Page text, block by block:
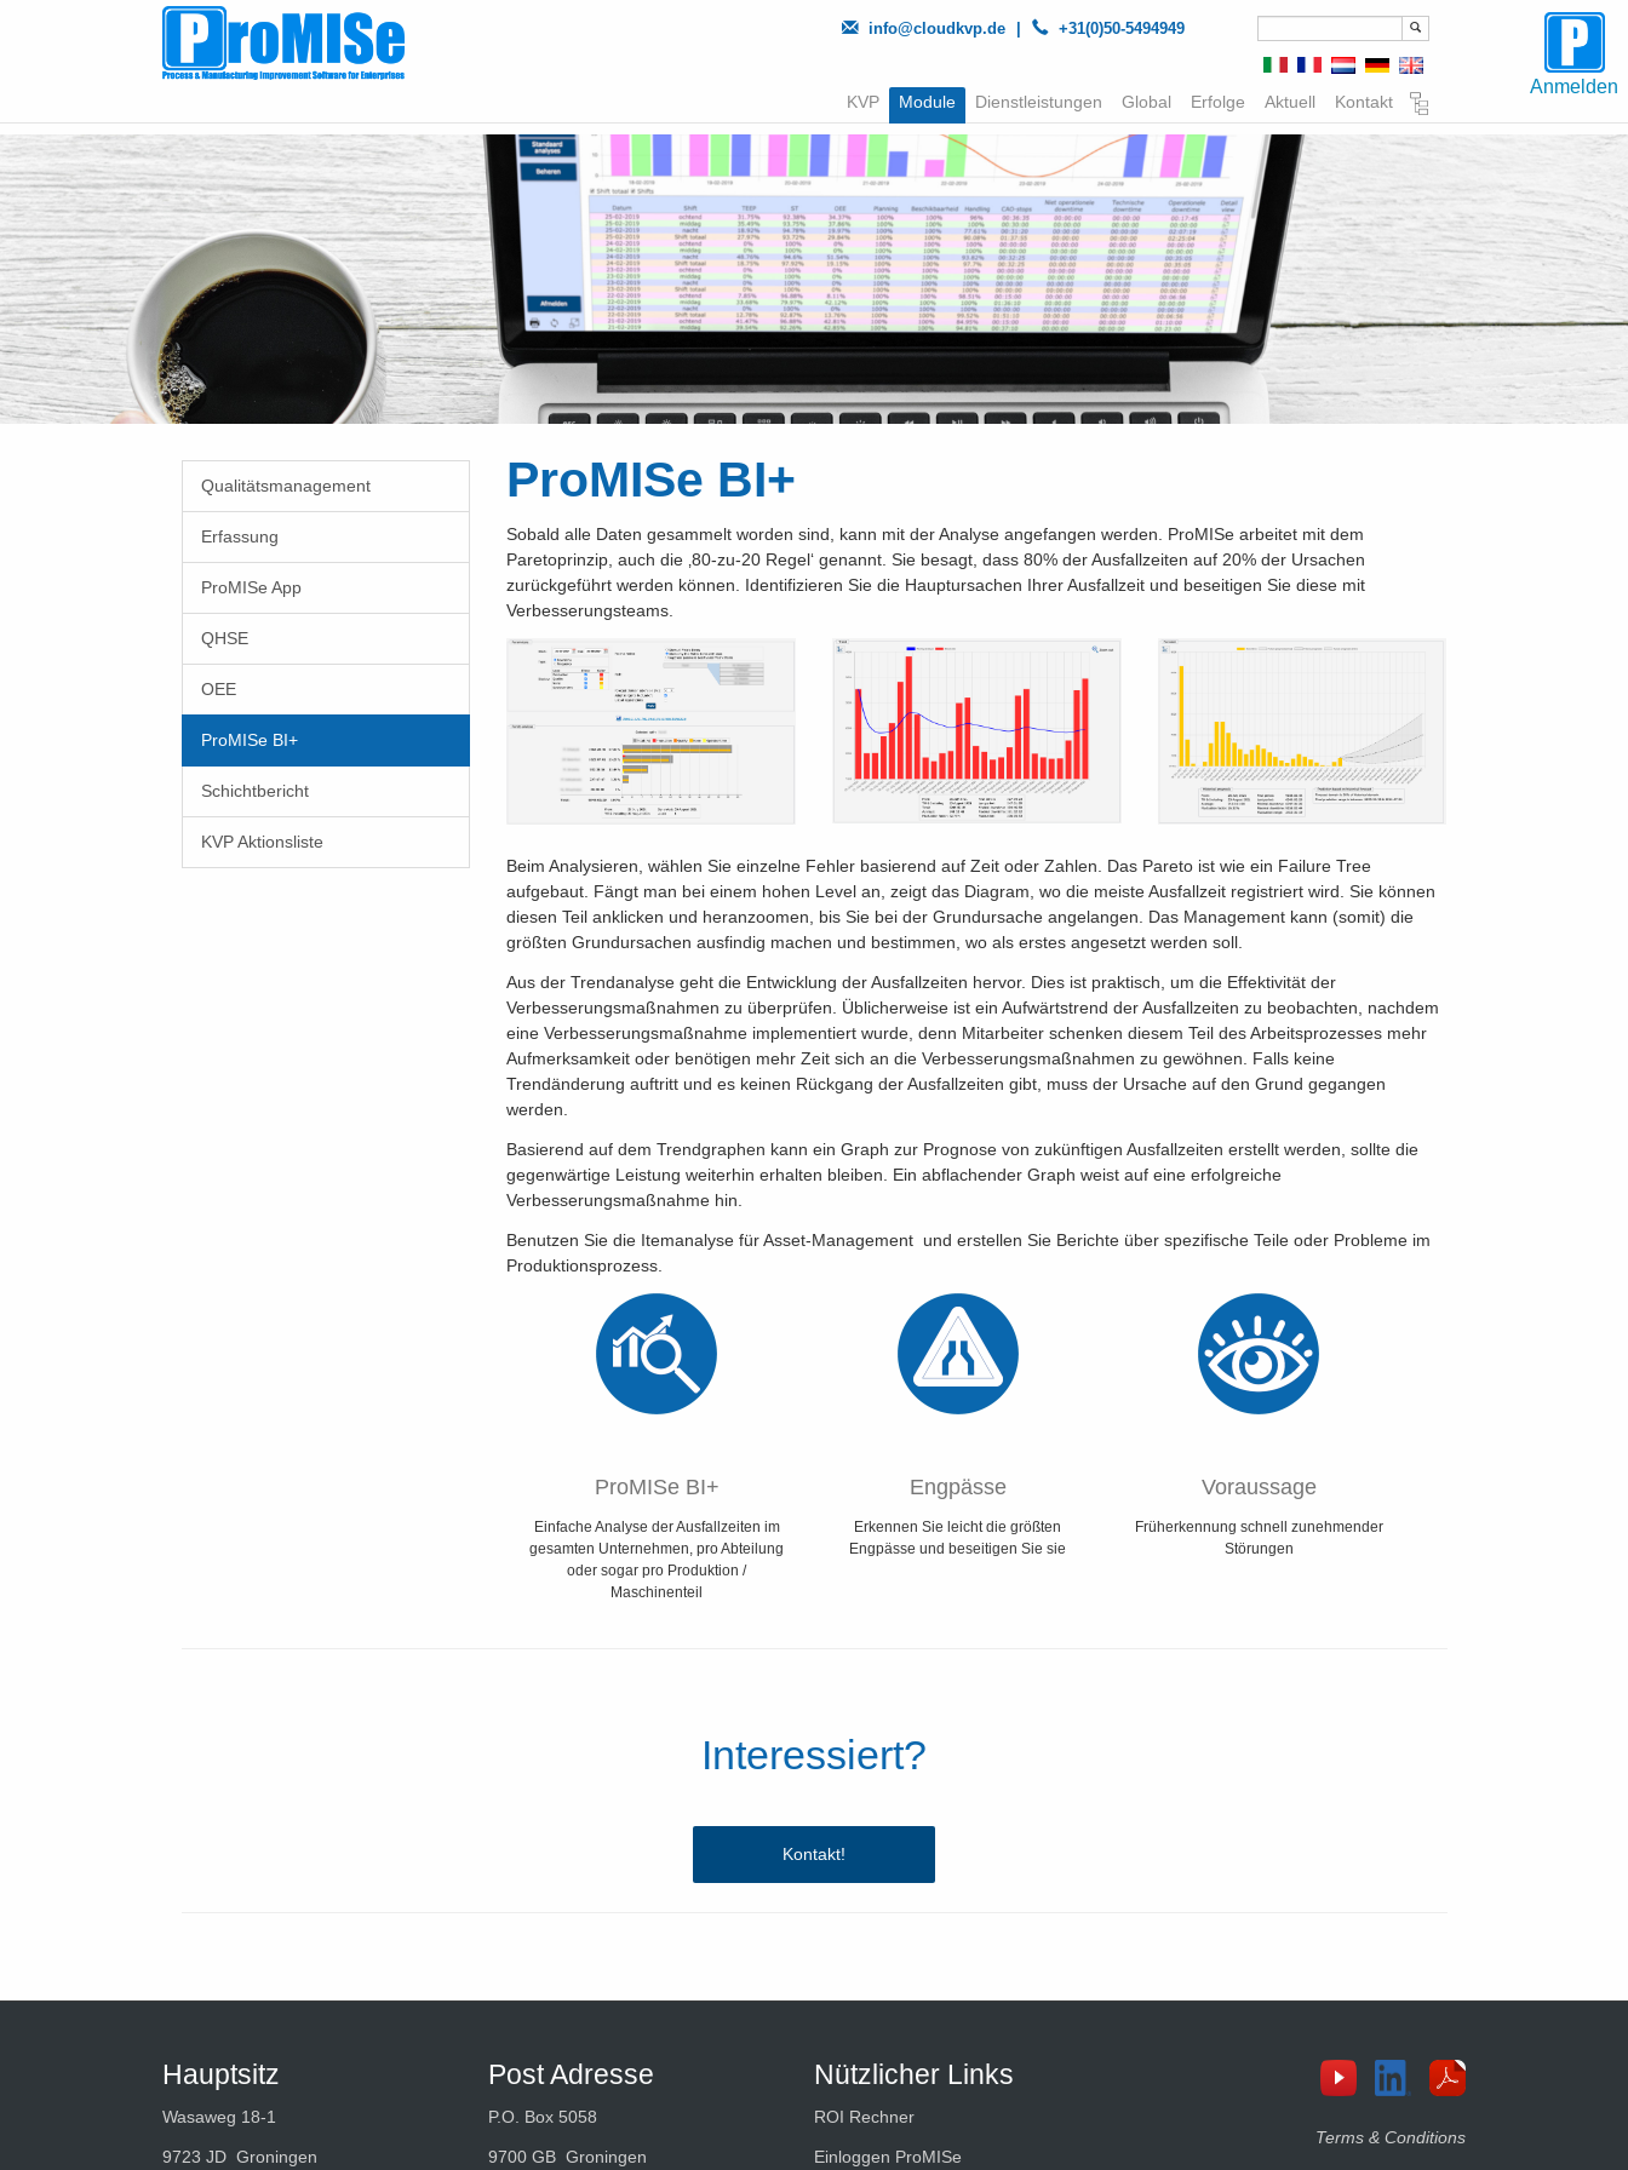
info@cloudkvp.de +31(0)50-5494949
Anmelden
KVP Module Dienstleistungen Global Erfolge Aktuell Kontakt
Qualitätsmanagement
Erfassung
ProMISe App
QHSE
OEE
ProMISe BI+
Schichtbericht
KVP Aktionsliste
ProMISe BI+
Sobald alle Daten gesammelt worden sind, kann mit der Analyse angefangen werden. ProMISe arbeitet mit dem
Paretoprinzip, auch die ‚80-zu-20 Regel‘ genannt. Sie besagt, dass 80% der Ausfallzeiten auf 20% der Ursachen
zurückgeführt werden können. Identifizieren Sie die Hauptursachen Ihrer Ausfallzeit und beseitigen Sie diese mit
Verbesserungsteams.
Beim Analysieren, wählen Sie einzelne Fehler basierend auf Zeit oder Zahlen. Das Pareto ist wie ein Failure Tree
aufgebaut. Fängt man bei einem hohen Level an, zeigt das Diagram, wo die meiste Ausfallzeit registriert wird. Sie können
diesen Teil anklicken und heranzoomen, bis Sie bei der Grundursache angelangen. Das Management kann (somit) die
größten Grundursachen ausfindig machen und bestimmen, wo als erstes angesetzt werden soll.
Aus der Trendanalyse geht die Entwicklung der Ausfallzeiten hervor. Dies ist praktisch, um die Effektivität der
Verbesserungsmaßnahmen zu überprüfen. Üblicherweise ist ein Aufwärtstrend der Ausfallzeiten zu beobachten, nachdem
eine Verbesserungsmaßnahme implementiert wurde, denn Mitarbeiter schenken diesem Teil des Arbeitsprozesses mehr
Aufmerksamkeit oder benötigen mehr Zeit sich an die Verbesserungsmaßnahmen zu gewöhnen. Falls keine
Trendänderung auftritt und es keinen Rückgang der Ausfallzeiten gibt, muss der Ursache auf den Grund gegangen
werden.
Basierend auf dem Trendgraphen kann ein Graph zur Prognose von zukünftigen Ausfallzeiten erstellt werden, sollte die
gegenwärtige Leistung weiterhin erhalten bleiben. Ein abflachender Graph weist auf eine erfolgreiche
Verbesserungsmaßnahme hin.
Benutzen Sie die Itemanalyse für Asset-Management und erstellen Sie Berichte über spezifische Teile oder Probleme im
Produktionsprozess.
ProMISe BI+
Einfache Analyse der Ausfallzeiten im
gesamten Unternehmen, pro Abteilung
oder sogar pro Produktion /
Maschinenteil
Engpässe
Erkennen Sie leicht die größten
Engpässe und beseitigen Sie sie
Voraussage
Früherkennung schnell zunehmender
Störungen
Interessiert?
Kontakt!
Hauptsitz
Wasaweg 18-1
9723 JD Groningen
Post Adresse
P.O. Box 5058
9700 GB Groningen
Nützlicher Links
ROI Rechner
Einloggen ProMISe
Terms & Conditions